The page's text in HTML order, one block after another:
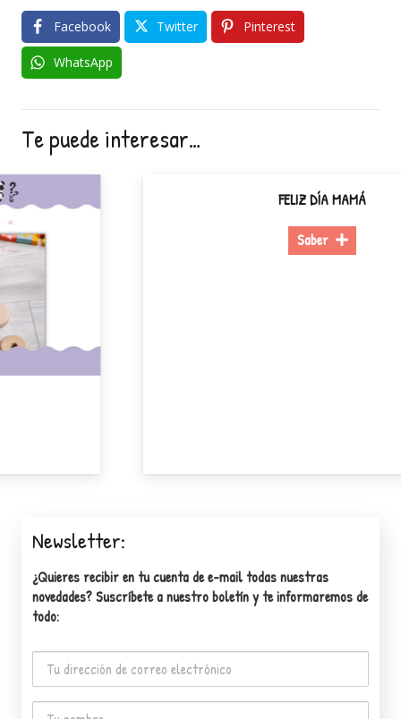
Facebook Twitter Pinterest
WhatsApp
Te puede interesar…
Newsletter:
¿Quieres recibir en tu cuenta de e-mail todas nuestras
novedades? Suscríbete a nuestro boletín y te informaremos de
todo: